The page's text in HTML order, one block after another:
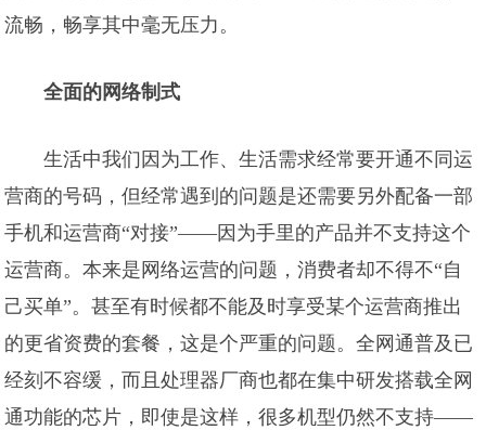
流畅，畅享其中毫无压力。
全面的网络制式
生活中我们因为工作、生活需求经常要开通不同运
营商的号码，但经常遇到的问题是还需要另外配备一部
手机和运营商“对接”——因为手里的产品并不支持这个
运营商。本来是网络运营的问题，消费者却不得不“自
己买单”。甚至有时候都不能及时享受某个运营商推出
的更省资费的套餐，这是个严重的问题。全网通普及已
经刻不容缓，而且处理器厂商也都在集中研发搭载全网
通功能的芯片，即使是这样，很多机型仍然不支持——